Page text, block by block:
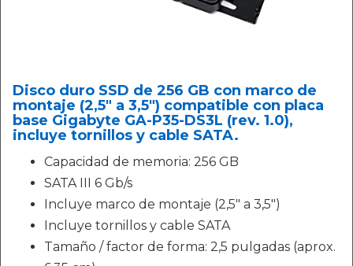
Disco duro SSD de 256 GB con marco de
montaje (2,5" a 3,5") compatible con placa
base Gigabyte GA-P35-DS3L (rev. 1.0),
incluye tornillos y cable SATA.
Capacidad de memoria: 256 GB
SATA III 6 Gb/s
Incluye marco de montaje (2,5" a 3,5")
Incluye tornillos y cable SATA
Tamaño / factor de forma: 2,5 pulgadas (aprox.